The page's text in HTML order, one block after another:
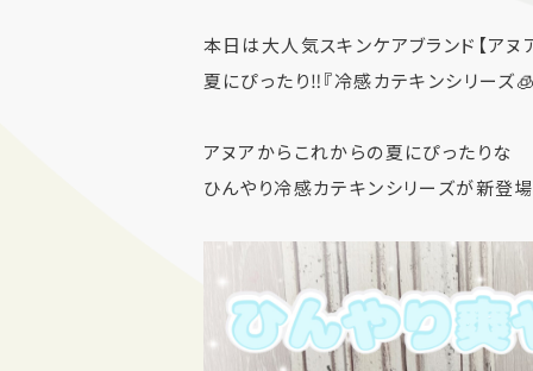
本日は大人気スキンケアブランド【アヌ
夏にぴったり‼️『冷感カテキンシリーズ
アヌアからこれからの夏にぴったりな
ひんやり冷感カテキンシリーズが新登